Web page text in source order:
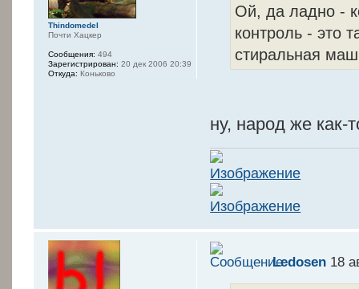
Ой, да ладно -
контроль - это
стиральная
ну, народ же как-
Thindomedel
Почти Хацкер
Сообщения: 494
Зарегистрирован: 20 дек 2006 20:39
Откуда: Коньково
Ledosen 18